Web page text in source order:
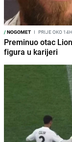
/NOGOMET I PRIJE OKO 14H
Preminuo otac
figura u karijeri